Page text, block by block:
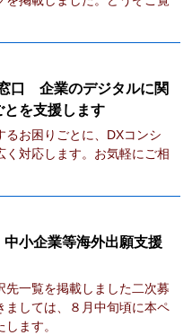
口 企業のデジタルに関
とを支援します
るお困りごとに、DXコンシ
く対応します。お気軽にご相
中小企業等海外出願支援
先一覧を掲載しました二次募
ましては、８月中旬頃に本ペ
ます。